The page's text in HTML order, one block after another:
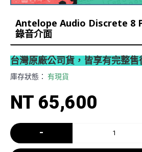
Antelope Audio Discrete 8
錄音介面
台灣原廠公司貨，皆享有完整售
庫存狀態： 有現貨
NT 65,600
-